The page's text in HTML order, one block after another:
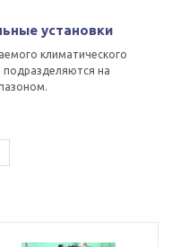
установки
климатического
на